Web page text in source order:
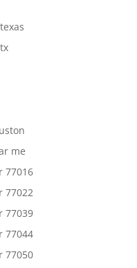
me
77016
77022
77039
77044
77050